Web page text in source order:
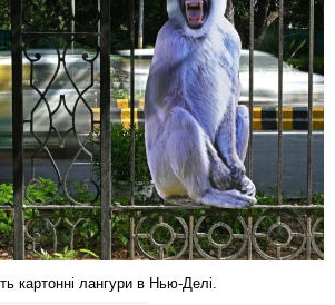
картонні лангури в Нью-Делі.